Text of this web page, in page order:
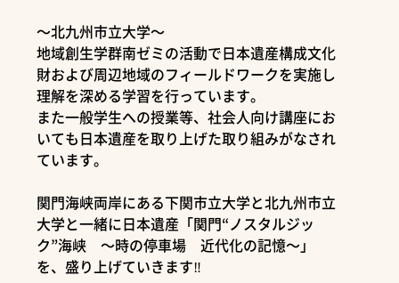
～北九州市立大学～
地域創生学群南ゼミの活動で日本遺産構成文化
財および周辺地域のフィールドワークを実施し
理解を深める学習を行っています。
また一般学生への授業等、社会人向け講座にお
いても日本遺産を取り上げた取り組みがなされ
ています。
関門海峡両岸にある下関市立大学と北九州市立
大学と一緒に日本遺産「関門“ノスタルジッ
ク”海峡 ～時の停車場 近代化の記憶～」
を、盛り上げていきます‼